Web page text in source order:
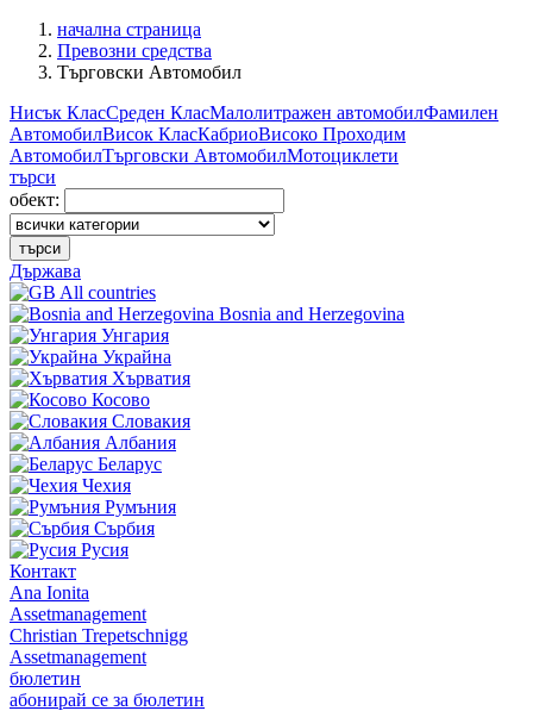
начална страница
Превозни средства
Търговски Автомобил
Нисък КласСреден КласМалолитражен автомобилФамилен
АвтомобилВисок КласКабриоВисоко Проходим
АвтомобилТърговски АвтомобилМотоциклети
търси
обект:
търси
Държава
All countries
Bosnia and Herzegovina
Унгария
Украйна
Хърватия
Косово
Словакия
Албания
Беларус
Чехия
Румъния
Сърбия
Русия
Контакт
Ana Ionita
Assetmanagement
Christian Trepetschnigg
Assetmanagement
бюлетин
абонирай се за бюлетин